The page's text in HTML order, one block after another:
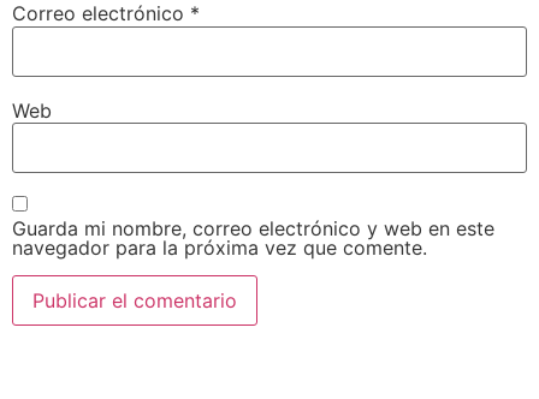
Correo electrónico *
Web
Guarda mi nombre, correo electrónico y web en este
navegador para la próxima vez que comente.